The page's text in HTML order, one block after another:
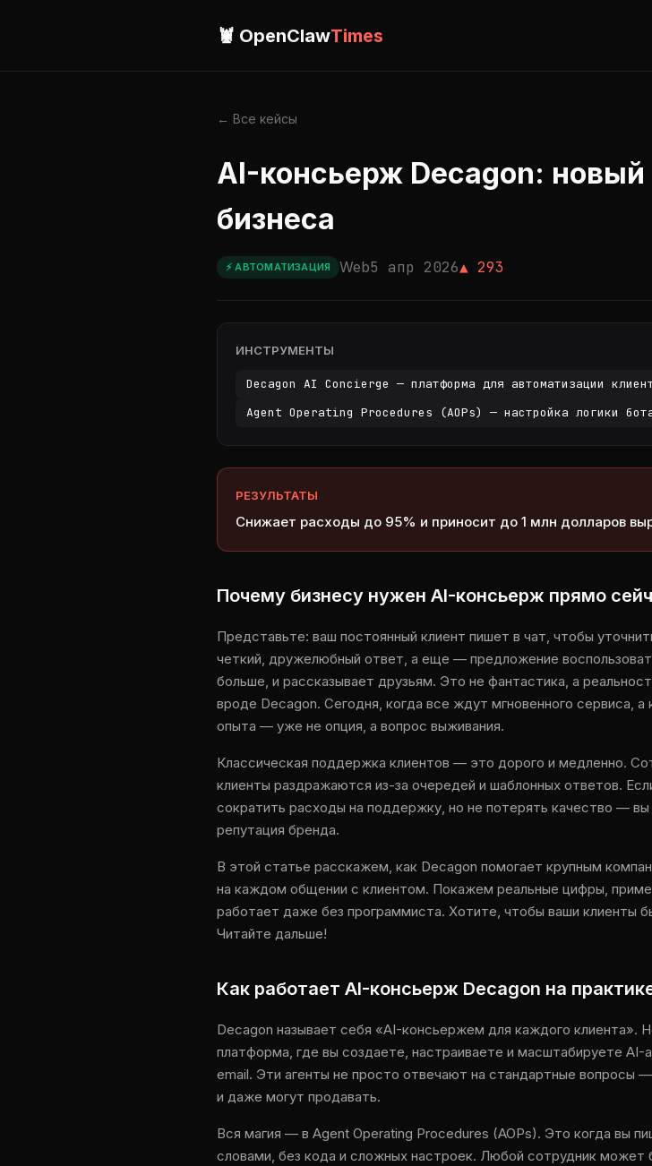
🦞 OpenClawTimes
← Все кейсы
AI-консьерж Decagon: новый
бизнеса
⚡ АВТОМАТИЗАЦИЯ Web5 апр 2026▲ 293
ИНСТРУМЕНТЫ
Decagon AI Concierge — платформа для автоматизации
Agent Operating Procedures (AOPs) — настройка логики
РЕЗУЛЬТАТЫ
Снижает расходы до 95% и приносит до 1 млн долларов
Почему бизнесу нужен AI-консьерж прямо
Представьте: ваш постоянный клиент пишет в чат, чтобы
четкий, дружелюбный ответ, а еще — предложение
больше, и рассказывает друзьям. Это не фантастика, а
вроде Decagon. Сегодня, когда все ждут мгновенного сервиса, а
опыта — уже не опция, а вопрос выживания.
Классическая поддержка клиентов — это дорого и медленно.
клиенты раздражаются из-за очередей и шаблонных ответов.
сократить расходы на поддержку, но не потерять качество —
репутация бренда.
В этой статье расскажем, как Decagon помогает крупным
на каждом общении с клиентом. Покажем реальные цифры,
работает даже без программиста. Хотите, чтобы ваши клиенты
Читайте дальше!
Как работает AI-консьерж Decagon на
Decagon называет себя «AI-консьержем для каждого клиента».
платформа, где вы создаете, настраиваете и масштабируете AI-
email. Эти агенты не просто отвечают на стандартные вопросы
и даже могут продавать.
Вся магия — в Agent Operating Procedures (AOPs). Это когда вы
словами, без кода и сложных настроек. Любой сотрудник может